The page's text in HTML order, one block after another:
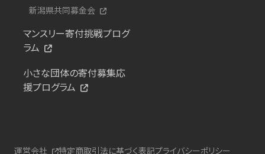
新潟県共同募金会
マンスリー寄付挑戦プログ
ラム
小さな団体の寄付募集応
援プログラム
運営会社 特定商取引法に基づく表記プライバシーポリシー